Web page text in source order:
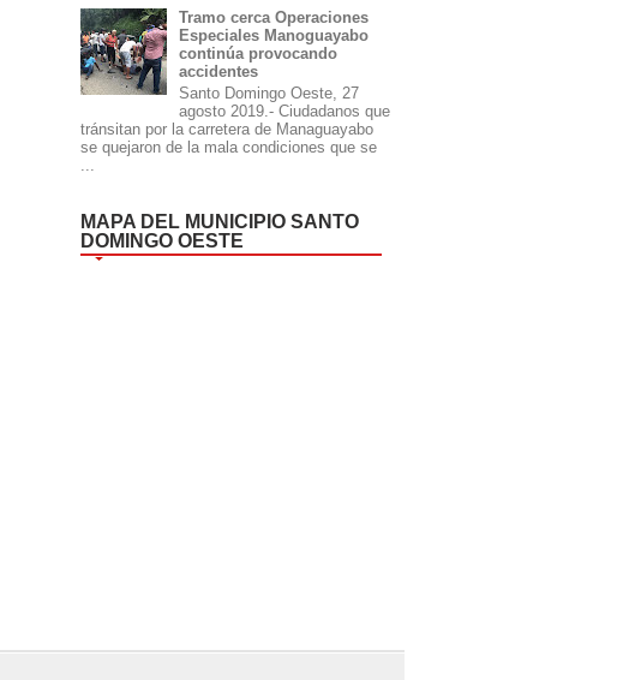
Tramo cerca Operaciones
Especiales Manoguayabo
continúa provocando
accidentes
Santo Domingo Oeste, 27
agosto 2019.- Ciudadanos que
tránsitan por la carretera de Managuayabo
se quejaron de la mala condiciones que se
MAPA DEL MUNICIPIO SANTO
DOMINGO OESTE